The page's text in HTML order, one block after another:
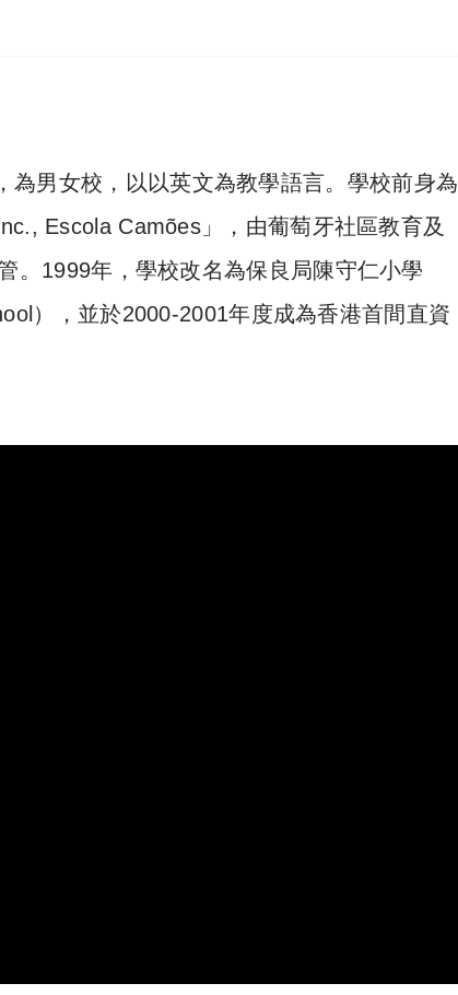
男女校，以以英文為教學語言。學校前身為
Escola Camões」，由葡萄牙社區教育及
。1999年，學校改名為保良局陳守仁小學
），並於2000-2001年度成為香港首間直資